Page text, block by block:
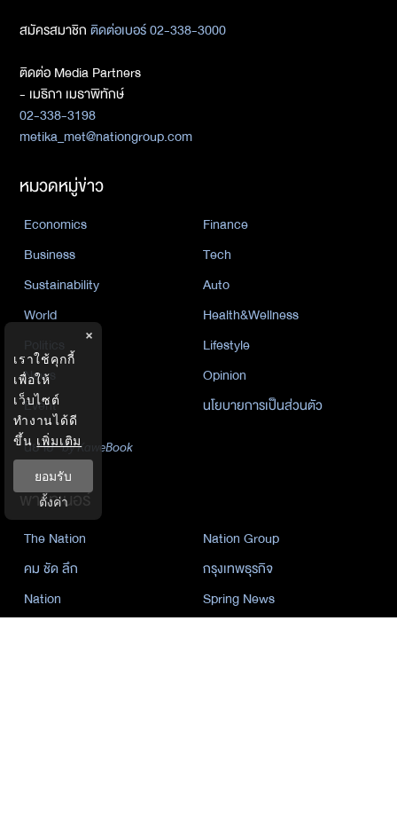
สมัครสมาชิกติดต่อเบอร์ 02-338-3000
ติดต่อ Media Partners
- เมธิกา เมธาพิทักษ์
02-338-3198
metika_met@nationgroup.com
หมวดหมู่ข่าว
Economics
Finance
Business
Tech
Sustainability
Auto
World
Health&Wellness
Lifestyle
News
Opinion
Event
นโยบายการเป็นส่วนตัว
นิยาย by KaweBook
พาร์ทเนอร์
The Nation
Nation Group
คม ชัด ลึก
กรุงเทพธุรกิจ
Nation
Spring News
×
เราใช้คุกกี้
เพื่อให้
เว็บไซต์
ทำงานได้ดี
ขึ้น เพิ่มเติม
ยอมรับ
ตั้งค่า